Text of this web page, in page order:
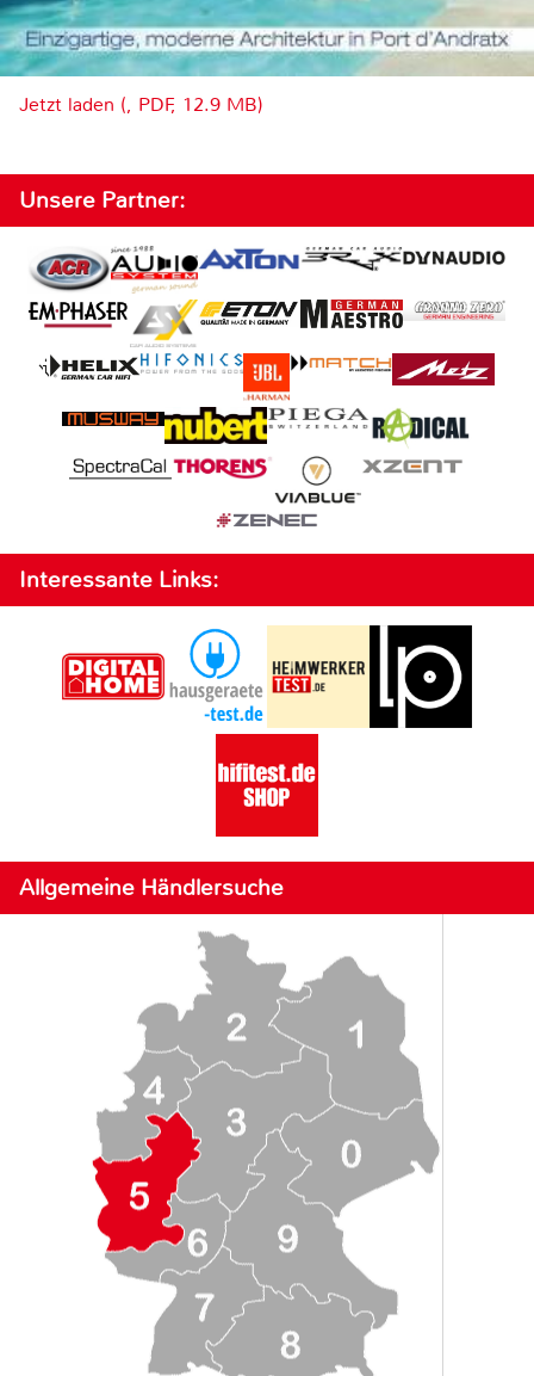
Jetzt laden (, PDF, 12.9 MB)
Unsere Partner:
Interessante Links:
Allgemeine Händlersuche